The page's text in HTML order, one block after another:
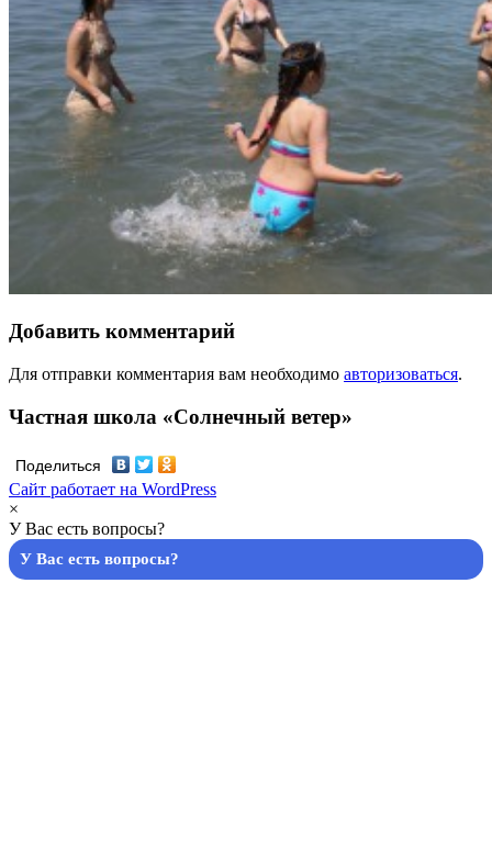
Добавить комментарий
Для отправки комментария вам необходимо авторизоваться.
Частная школа «Солнечный ветер»
Поделиться
Сайт работает на WordPress
×
У Вас есть вопросы?
У Вас есть вопросы?